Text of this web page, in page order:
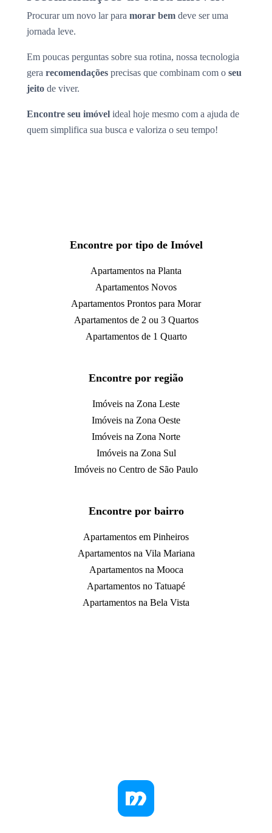
Procurar um novo lar para morar bem deve ser uma
jornada leve.
Em poucas perguntas sobre sua rotina, nossa tecnologia
gera recomendações precisas que combinam com o seu
jeito de viver.
Encontre seu imóvel ideal hoje mesmo com a ajuda de
quem simplifica sua busca e valoriza o seu tempo!
Encontre por tipo de Imóvel
Apartamentos na Planta
Apartamentos Novos
Apartamentos Prontos para Morar
Apartamentos de 2 ou 3 Quartos
Apartamentos de 1 Quarto
Encontre por região
Imóveis na Zona Leste
Imóveis na Zona Oeste
Imóveis na Zona Norte
Imóveis na Zona Sul
Imóveis no Centro de São Paulo
Encontre por bairro
Apartamentos em Pinheiros
Apartamentos na Vila Mariana
Apartamentos na Mooca
Apartamentos no Tatuapé
Apartamentos na Bela Vista